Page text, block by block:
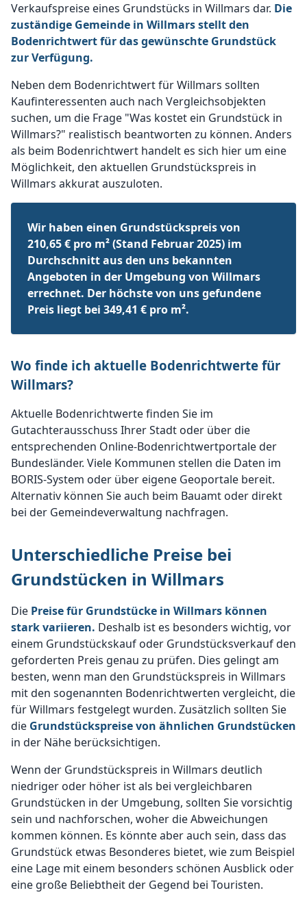
Verkaufspreise eines Grundstücks in Willmars dar. Die
zuständige Gemeinde in Willmars stellt den
Bodenrichtwert für das gewünschte Grundstück
zur Verfügung.
Neben dem Bodenrichtwert für Willmars sollten
Kaufinteressenten auch nach Vergleichsobjekten
suchen, um die Frage "Was kostet ein Grundstück in
Willmars?" realistisch beantworten zu können. Anders
als beim Bodenrichtwert handelt es sich hier um eine
Möglichkeit, den aktuellen Grundstückspreis in
Willmars akkurat auszuloten.
Wir haben einen Grundstückspreis von
210,65 € pro m² (Stand Februar 2025) im
Durchschnitt aus den uns bekannten
Angeboten in der Umgebung von Willmars
errechnet. Der höchste von uns gefundene
Preis liegt bei 349,41 € pro m².
Wo finde ich aktuelle Bodenrichtwerte für
Willmars?
Aktuelle Bodenrichtwerte finden Sie im
Gutachterausschuss Ihrer Stadt oder über die
entsprechenden Online-Bodenrichtwertportale der
Bundesländer. Viele Kommunen stellen die Daten im
BORIS-System oder über eigene Geoportale bereit.
Alternativ können Sie auch beim Bauamt oder direkt
bei der Gemeindeverwaltung nachfragen.
Unterschiedliche Preise bei
Grundstücken in Willmars
Die Preise für Grundstücke in Willmars können
stark variieren. Deshalb ist es besonders wichtig, vor
einem Grundstückskauf oder Grundstücksverkauf den
geforderten Preis genau zu prüfen. Dies gelingt am
besten, wenn man den Grundstückspreis in Willmars
mit den sogenannten Bodenrichtwerten vergleicht, die
für Willmars festgelegt wurden. Zusätzlich sollten Sie
die Grundstückspreise von ähnlichen Grundstücken
in der Nähe berücksichtigen.
Wenn der Grundstückspreis in Willmars deutlich
niedriger oder höher ist als bei vergleichbaren
Grundstücken in der Umgebung, sollten Sie vorsichtig
sein und nachforschen, woher die Abweichungen
kommen können. Es könnte aber auch sein, dass das
Grundstück etwas Besonderes bietet, wie zum Beispiel
eine Lage mit einem besonders schönen Ausblick oder
eine große Beliebtheit der Gegend bei Touristen.